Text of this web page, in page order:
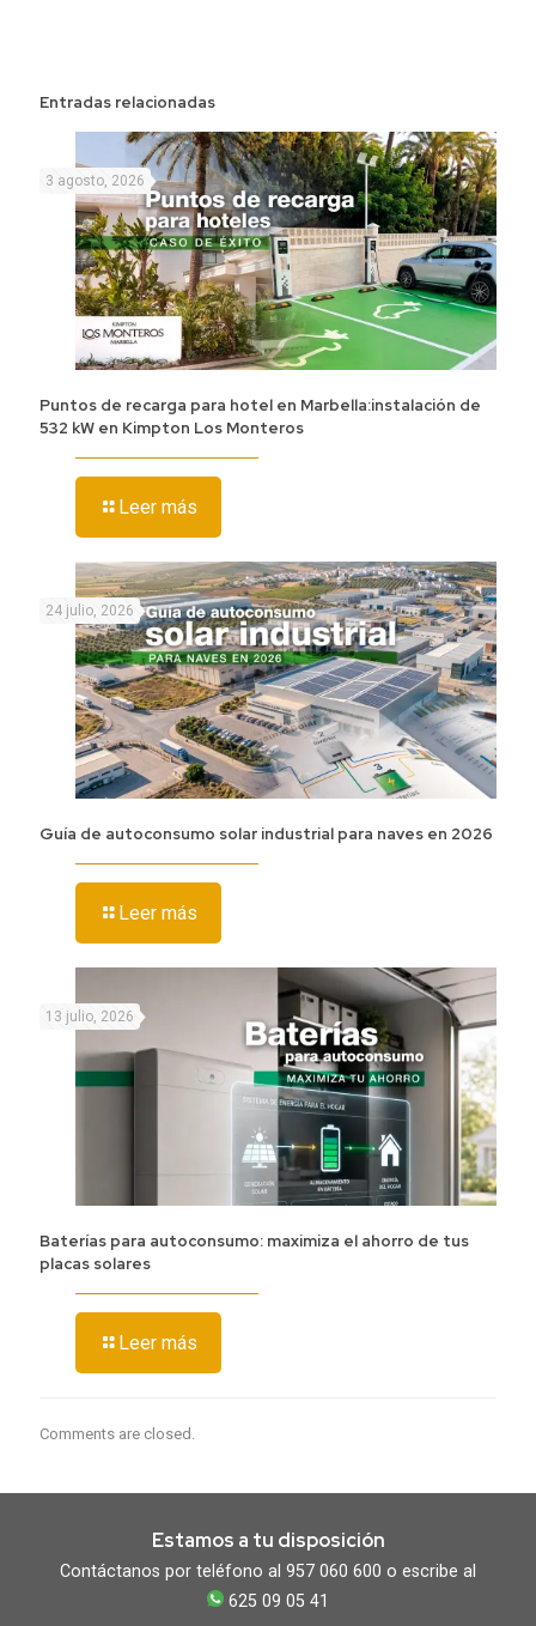
Entradas relacionadas
3 agosto, 2026
Puntos de recarga para hotel en Marbella:instalación de
532 kW en Kimpton Los Monteros
Leer más
24 julio, 2026
Guía de autoconsumo solar industrial para naves en 2026
Leer más
13 julio, 2026
Baterías para autoconsumo: maximiza el ahorro de tus
placas solares
Leer más
Comments are closed.
Estamos a tu disposición
Contáctanos por teléfono al 957 060 600 o escribe al
625 09 05 41